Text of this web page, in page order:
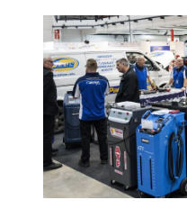
Autokorjaamomessut
tekee
paluun